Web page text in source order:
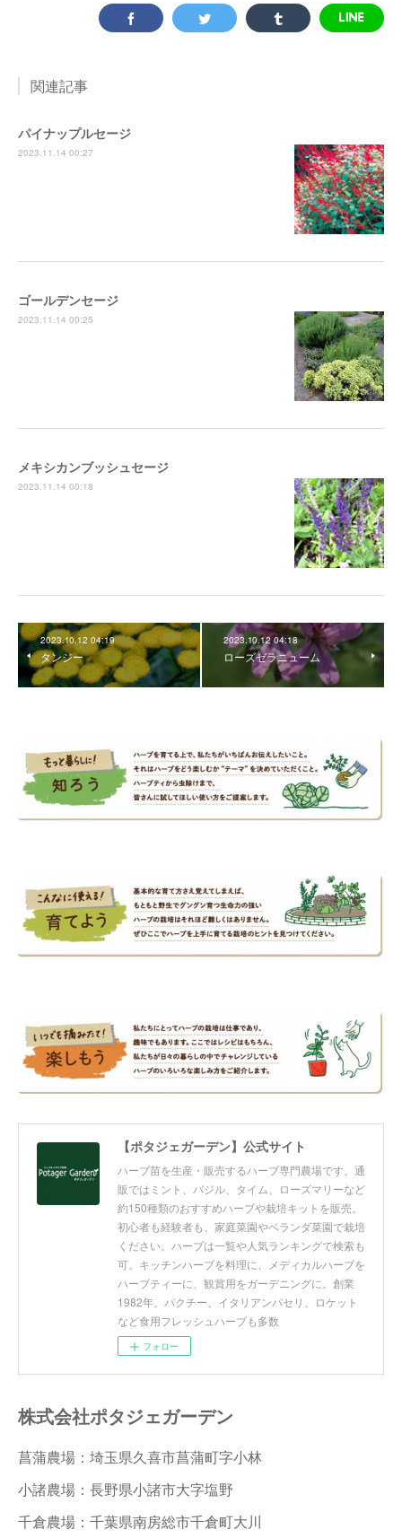
関連記事
パイナップルセージ
2023.11.14 00:27
ゴールデンセージ
2023.11.14 00:25
メキシカンブッシュセージ
2023.11.14 00:18
2023.10.12 04:19
タンジー
2023.10.12 04:18
ローズゼラニューム
【ポタジェガーデン】公式サイト
ハーブ苗を生産・販売するハーブ専門農場です。通
販ではミント、バジル、タイム、ローズマリーなど
約150種類のおすすめハーブや栽培キットを販売。
初心者も経験者も、家庭菜園やベランダ菜園で栽培
ください。ハーブは一覧や人気ランキングで検索も
可。キッチンハーブを料理に、メディカルハーブを
ハーブティーに、観賞用をガーデニングに。創業
1982年。パクチー、イタリアンパセリ、ロケット
など食用フレッシュハーブも多数
フォロー
株式会社ポタジェガーデン
菖蒲農場：埼玉県久喜市菖蒲町字小林
小諸農場：長野県小諸市大字塩野
千倉農場：千葉県南房総市千倉町大川